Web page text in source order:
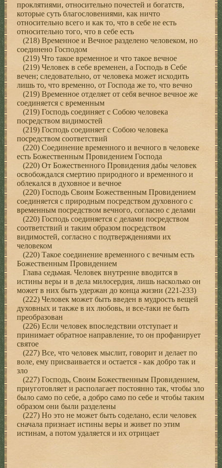
проклятиями, относительно почестей и богатств,
которые суть благословениями, как ничто
относительно всего и как то, что в себе не есть
относительно того, что в себе есть
(218) Временное и Вечное разделено человеком, но
соединено Господом
(219) Что такое временное и что такое вечное
(219) Человек в себе временен, а Господь в Себе
вечен; следовательно, от человека может исходить
лишь то, что временно, от Господа же то, что вечно
(219) Временное отделяет от себя вечное вечное же
соединяется с временным
(219) Господь соединяет с Собою человека
посредством видимостей
(219) Господь соединяет с Собою человека
посредством соответствий
(220) Соединение временного и вечного в человеке
есть Божественным Провидением Господа
(220) От Божественного Провидения дабы человек
освобождался смертию природного и временного и
облекался в духовное и вечное
(220) Господь Своим Божественным Провидением
соединяется с природным посредством духовного с
временным посредством вечного, согласно с делами
(220) Господь соединяется с делами посредством
соответствий и таким образом посредством
видимостей, согласно с подтверждениями их
человеком
(220) Такое соединение временного с вечным есть
Божественным Провидением
Глава седьмая. Человек внутренне вводится в
истины веры и в дела милосердия, лишь насколько он
может в них быть удержан до конца жизни (221-233)
(222) Человек может быть введен в мудрость вещей
духовных и также в их любовь, и все-таки не быть
преобразован
(226) Если человек впоследствии отступает и
принимает обратное направление, то он профанирует
святое
(227) Все, что человек мыслит, говорит и делает по
воле, ему присваивается и остается - как добро так и
зло
(227) Господь, Своим Божественным Провидением,
приуготовляет и располагает постоянно так, чтобы зло
было само по себе, а добро само по себе и чтобы таким
образом они были разделены
(227) Но это не может быть соделано, если человек
сначала признает истины веры и живет по этим
истинам, а потом удаляется и их отрицает